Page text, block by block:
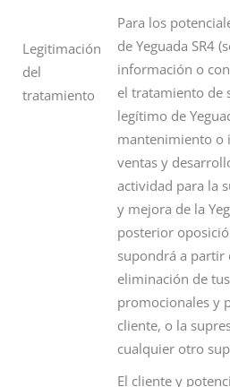
Legitimación
del
tratamiento
Para los
de Yeguada SR4
información o
el tratamiento de
legítimo de
mantenimiento o
ventas y
actividad para la
y mejora de la
posterior
supondrá a partir
eliminación de
promocionales y
cliente, o la
cualquier otro
El cliente y